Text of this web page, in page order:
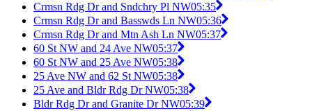
Crmsn Rdg Dr and Sndchry Pl NW05:35
Crmsn Rdg Dr and Basswds Ln NW05:36
Crmsn Rdg Dr and Mtn Ash Ln NW05:37
60 St NW and 24 Ave NW05:37
60 St NW and 25 Ave NW05:38
25 Ave NW and 62 St NW05:38
25 Ave and Bldr Rdg Dr NW05:38
Bldr Rdg Dr and Granite Dr NW05:39